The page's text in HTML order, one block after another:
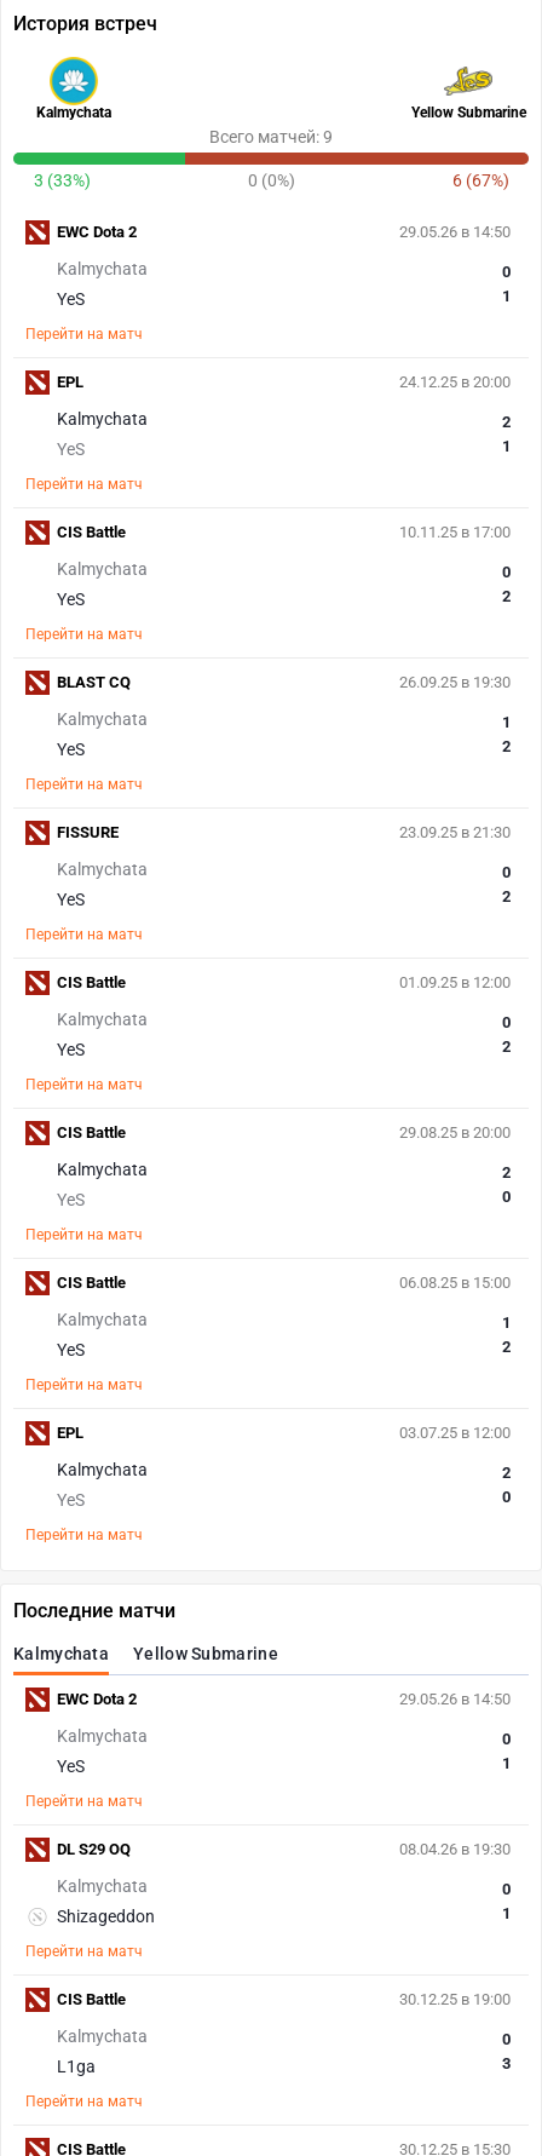
История встреч
Kalmychata Yellow Submarine
Всего матчей: 9
3 (33%) 0 (0%) 6 (67%)
29.05.26 в 14:50
Kalmychata
YeS
0
1
Перейти на матч
EWC Dota 2
24.12.25 в 20:00
Kalmychata
YeS
2
1
Перейти на матч
EPL
10.11.25 в 17:00
Kalmychata
YeS
0
2
Перейти на матч
CIS Battle
26.09.25 в 19:30
Kalmychata
YeS
1
2
Перейти на матч
BLAST CQ
23.09.25 в 21:30
Kalmychata
YeS
0
2
Перейти на матч
FISSURE
01.09.25 в 12:00
Kalmychata
YeS
0
2
Перейти на матч
CIS Battle
29.08.25 в 20:00
Kalmychata
YeS
2
0
Перейти на матч
CIS Battle
06.08.25 в 15:00
Kalmychata
YeS
1
2
Перейти на матч
CIS Battle
03.07.25 в 12:00
Kalmychata
YeS
2
0
Перейти на матч
EPL
Последние матчи
Kalmychata Yellow Submarine
29.05.26 в 14:50
Kalmychata
YeS
0
1
Перейти на матч
EWC Dota 2
08.04.26 в 19:30
Kalmychata
Shizageddon
0
1
Перейти на матч
DL S29 OQ
30.12.25 в 19:00
Kalmychata
L1ga
0
3
Перейти на матч
CIS Battle
30.12.25 в 15:30
CIS Battle